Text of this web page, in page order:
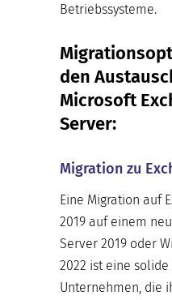
Betriebssysteme.
den
Microsoft
Server:
Migration zu
Eine Migration auf
2019 auf einem
Server 2019 oder
2022 ist eine
Unternehmen, die